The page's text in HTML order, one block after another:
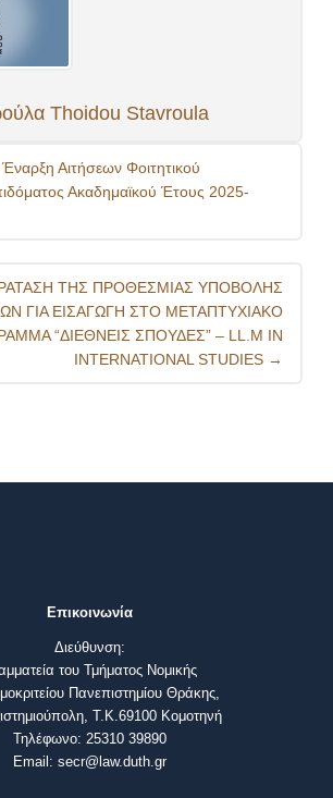
Thoidou Stavroula
Αιτήσεων Φοιτητικού
Ακαδημαϊκού Έτους 2025-
ΤΗΣ ΠΡΟΘΕΣΜΙΑΣ ΥΠΟΒΟΛΗΣ
ΓΙΑ ΕΙΣΑΓΩΓΗ ΣΤΟ ΜΕΤΑΠΤΥΧΙΑΚΟ
“ΔΙΕΘΝΕΙΣ ΣΠΟΥΔΕΣ” – LL.M IN
INTERNATIONAL STUDIES →
Επικοινωνία
Διεύθυνση:
του Τμήματος Νομικής
Πανεπιστημίου Θράκης,
Τ.Κ.69100 Κομοτηνή
Τηλέφωνο: 25310 39890
Email: secr@law.duth.gr